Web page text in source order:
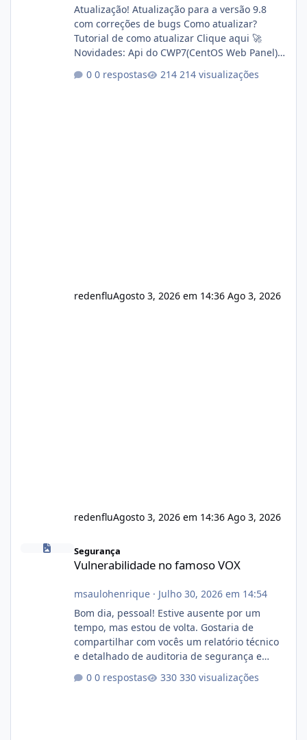
Atualização! Atualização para a versão 9.8
com correções de bugs Como atualizar?
Tutorial de como atualizar Clique aqui 🚀
Novidades: Api do CWP7(CentOS Web Panel)
autorizado a usasr o isistem:
0 respostas 214 visualizações
redenfluAgosto 3, 2026 em 14:36 Ago 3, 2026
redenfluAgosto 3, 2026 em 14:36 Ago 3, 2026
Vulnerabilidade no famoso VOX
Segurança
Vulnerabilidade no famoso VOX
msaulohenrique· Julho 30, 2026 em 14:54
Bom dia, pessoal! Estive ausente por um
tempo, mas estou de volta. Gostaria de
compartilhar com vocês um relatório técnico
e detalhado de auditoria de segurança e
conformidade referente ao VOXPANEL (versão
atualmente em circulação e comercialização
0 respostas 330 visualizações